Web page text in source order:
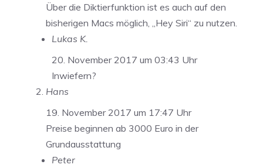
Über die Diktierfunktion ist es auch auf den
bisherigen Macs möglich, „Hey Siri“ zu nutzen.
Lukas K.
20. November 2017 um 03:43 Uhr
Inwiefern?
Hans
19. November 2017 um 17:47 Uhr
Preise beginnen ab 3000 Euro in der
Grundausstattung
Peter